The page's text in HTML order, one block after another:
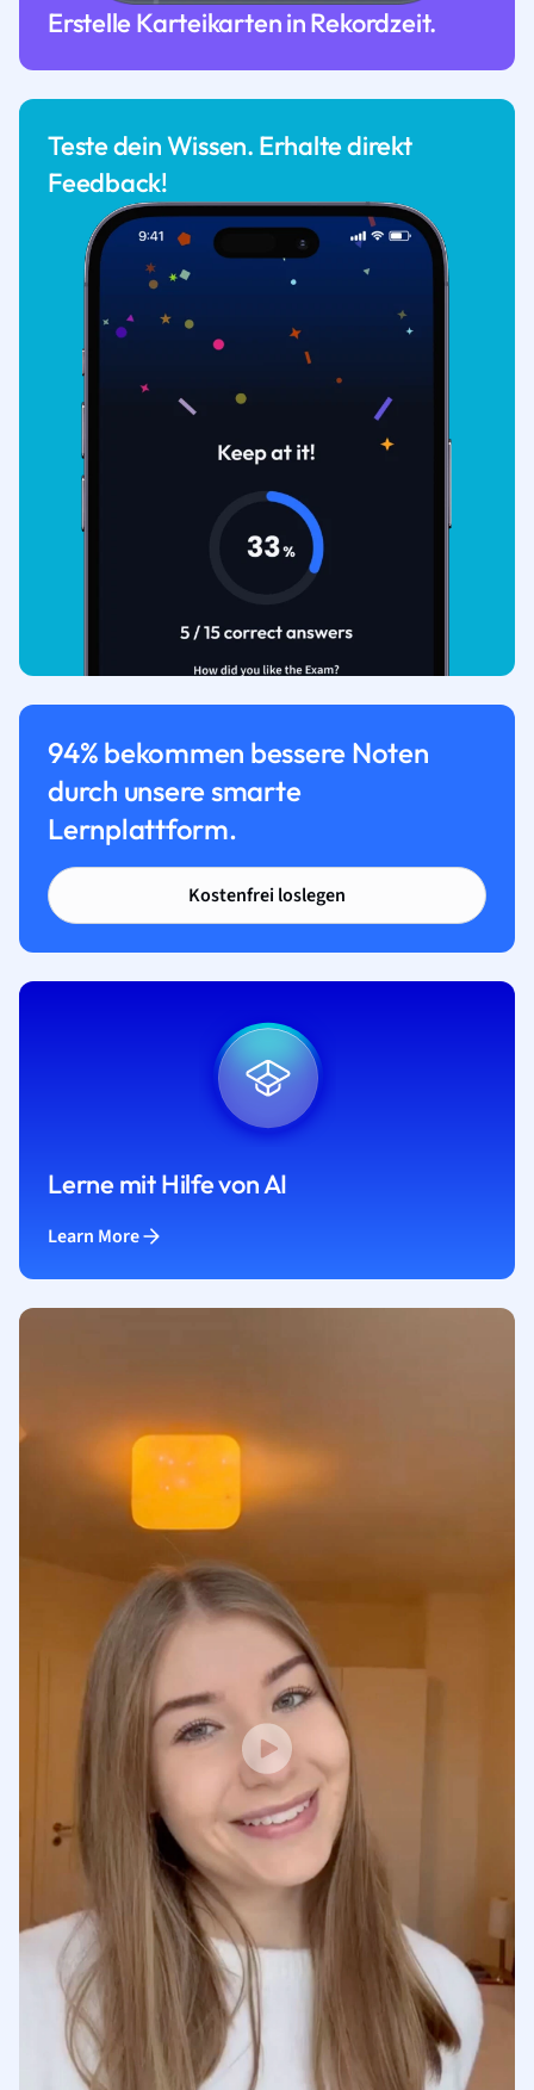
Erstelle Karteikarten in Rekordzeit.
Teste dein Wissen. Erhalte direkt
Feedback!
94% bekommen bessere Noten
durch unsere smarte
Lernplattform.
Kostenfrei loslegen
Lerne mit Hilfe von AI
Learn More